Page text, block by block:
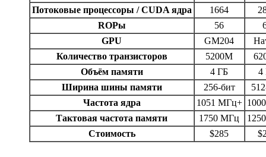
Потоковые процессоры / CUDA ядра
1664
ROPы
56
GPU
GM204
Количество транзисторов
5200M
Объём памяти
4 ГБ
4
Ширина шины памяти
256-бит
Частота ядра
1051 МГц+
Тактовая частота памяти
1750 МГц
Стоимость
$285